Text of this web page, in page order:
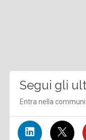
Segui gli
Entra nella